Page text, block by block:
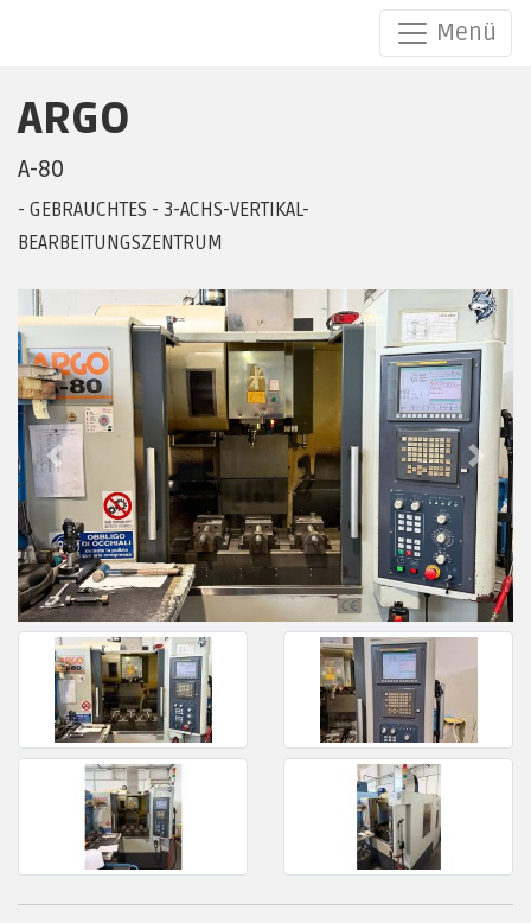
Menü
ARGO A-80
ARGO
A-80
- GEBRAUCHTES - 3-ACHS-VERTIKAL-
BEARBEITUNGSZENTRUM
Previous Next